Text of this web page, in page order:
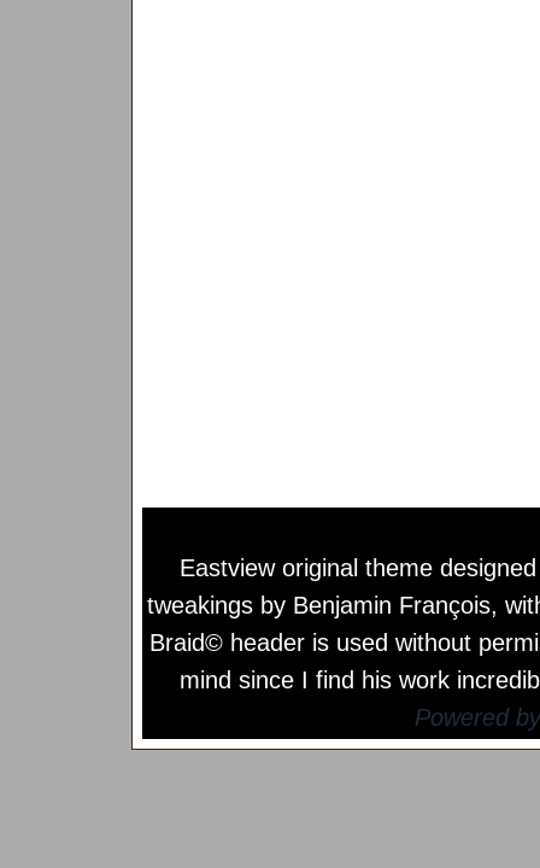
Eastview original theme
tweakings by Benjamin François,
Braid© header is used without
mind since I find his work
Powered